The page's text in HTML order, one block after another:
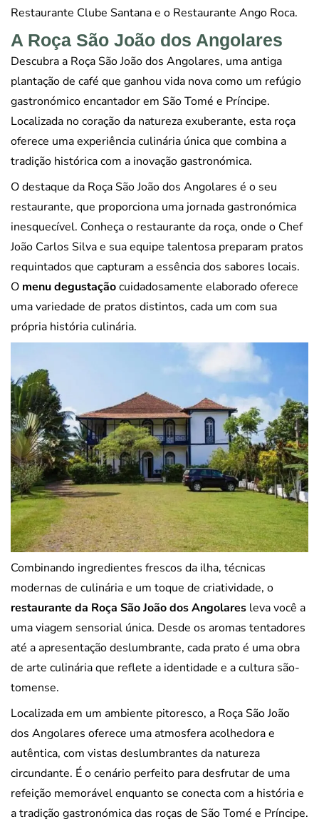
Restaurante Clube Santana e o Restaurante Ango Roca.
A Roça São João dos Angolares
Descubra a Roça São João dos Angolares, uma antiga
plantação de café que ganhou vida nova como um refúgio
gastronómico encantador em São Tomé e Príncipe.
Localizada no coração da natureza exuberante, esta roça
oferece uma experiência culinária única que combina a
tradição histórica com a inovação gastronómica.
O destaque da Roça São João dos Angolares é o seu
restaurante, que proporciona uma jornada gastronómica
inesquecível. Conheça o restaurante da roça, onde o Chef
João Carlos Silva e sua equipe talentosa preparam pratos
requintados que capturam a essência dos sabores locais.
O menu degustaçãocuidadosamente elaborado oferece
uma variedade de pratos distintos, cada um com sua
própria história culinária.
Combinando ingredientes frescos da ilha, técnicas
modernas de culinária e um toque de criatividade, o
restaurante da Roça São João dos Angolares leva você a
uma viagem sensorial única. Desde os aromas tentadores
até a apresentação deslumbrante, cada prato é uma obra
de arte culinária que reflete a identidade e a cultura são-
tomense.
Localizada em um ambiente pitoresco, a Roça São João
dos Angolares oferece uma atmosfera acolhedora e
autêntica, com vistas deslumbrantes da natureza
circundante. É o cenário perfeito para desfrutar de uma
refeição memorável enquanto se conecta com a história e
a tradição gastronómica das roças de São Tomé e Príncipe.